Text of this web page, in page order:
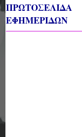
ΠΡΩΤΟΣΕΛΙΔΑ
ΕΦΗΜΕΡΙΔΩΝ